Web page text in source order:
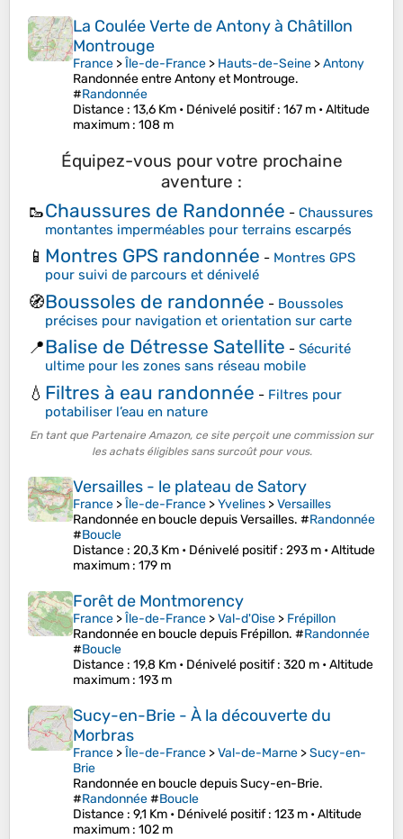
La Coulée Verte de Antony à Châtillon
Montrouge
France >Île-de-France > Hauts-de-Seine >Antony
Randonnée entre Antony et Montrouge.
#Randonnée
Distance : 13,6 Km • Dénivelé positif: 167 m •Altitude
maximum : 108 m
Équipez-vous pour votre prochaine
aventure :
🥾Chaussures de Randonnée - Chaussures
montantes imperméables pour terrains escarpés
📱 Montres GPS randonnée - Montres GPS
pour suivi de parcours et dénivelé
🧭Boussoles de randonnée - Boussoles
précises pour navigation et orientation sur carte
📍Balise de Détresse Satellite - Sécurité
ultime pour les zones sans réseau mobile
💧 Filtres à eau randonnée - Filtres pour
potabiliser l’eau en nature
En tant que Partenaire Amazon, ce site perçoit une commission sur
les achats éligibles sans surcoût pour vous.
Versailles - le plateau de Satory
France >Île-de-France >Yvelines >Versailles
Randonnée en boucle depuis Versailles. #Randonnée
#Boucle
Distance : 20,3 Km • Dénivelé positif: 293 m •Altitude
maximum : 179 m
Forêt de Montmorency
France >Île-de-France >Val-d'Oise > Frépillon
Randonnée en boucle depuis Frépillon. #Randonnée
#Boucle
Distance : 19,8 Km • Dénivelé positif: 320 m •Altitude
maximum : 193 m
Sucy-en-Brie - À la découverte du
Morbras
France >Île-de-France >Val-de-Marne >Sucy-en-
Brie
Randonnée en boucle depuis Sucy-en-Brie.
#Randonnée#Boucle
Distance : 9,1 Km • Dénivelé positif: 123 m •Altitude
maximum : 102 m